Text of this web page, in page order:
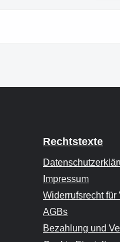
Rechtstexte
Impressum
Widerrufsrecht für
AGBs
Bezahlung und